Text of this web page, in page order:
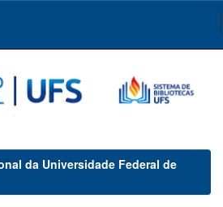
da Universidade Federal de